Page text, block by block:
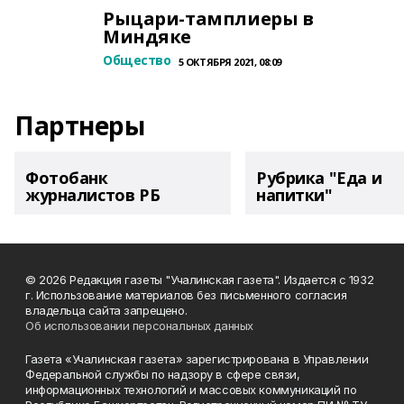
Рыцари-тамплиеры в
Миндяке
Общество 5 ОКТЯБРЯ 2021, 08:09
Партнеры
Фотобанк
журналистов РБ
Рубрика "Еда и
напитки"
© 2026 Редакция газеты "Учалинская газета". Издается с 1932
г. Использование материалов без письменного согласия
владельца сайта запрещено.
Об использовании персональных данных
Газета «Учалинская газета» зарегистрирована в Управлении
Федеральной службы по надзору в сфере связи,
информационных технологий и массовых коммуникаций по